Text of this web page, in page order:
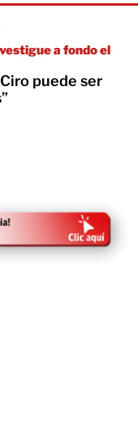
a fondo el
puede ser